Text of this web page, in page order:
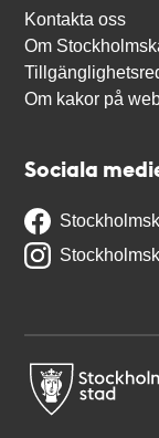
Kontakta oss
Om
Om kakor på
Sociala